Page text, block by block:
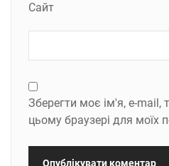
Сайт
Зберегти моє ім'я, e-mail,
цьому браузері для моїх